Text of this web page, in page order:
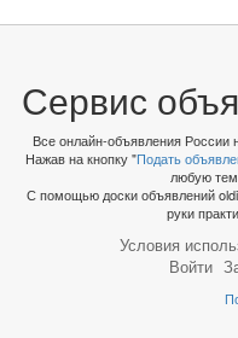
Сервис
Все онлайн-объявления России
Нажав на кнопку "Подать
любую
С помощью доски объявлений
руки
Условия
Войти